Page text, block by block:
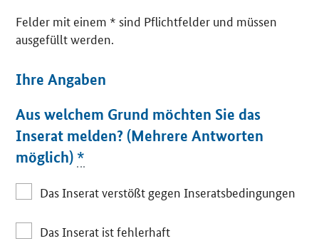
Felder mit einem * sind Pflichtfelder und müssen
ausgefüllt werden.
Ihre Angaben
Aus welchem Grund möchten Sie das
Inserat melden? (Mehrere Antworten
möglich) *
Das Inserat verstößt gegen Inseratsbedingungen
Das Inserat ist fehlerhaft